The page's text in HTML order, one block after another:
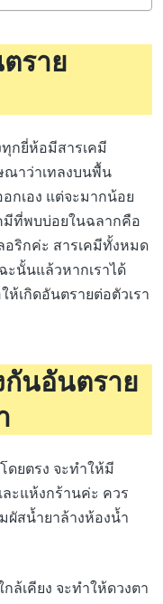
ราย
กยี่ห้อมีสารเคมี
ณาว่าเทลงบนพื้น
กเอง แต่จะมากน้อย
มีที่พบบ่อยในฉลากคือ
ริกค่ะ สารเคมีทั้งหมด
ะนั้นแล้วหากเราได้
ห้เกิดอันตรายต่อตัวเรา
กันอันตราย
ดยตรง จะทำให้มี
ะแห้งกร้านค่ะ ควร
ผัสน้ำยาล้างห้องน้ำ
ล้เคียง จะทำให้ดวงตา